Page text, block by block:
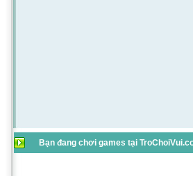
Bạn đang chơi games tại